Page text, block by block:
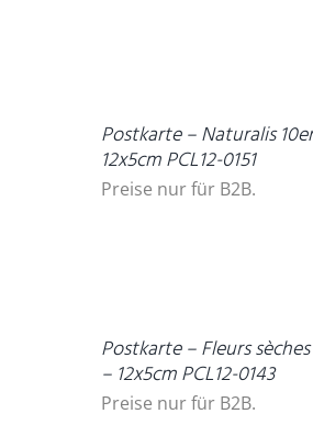
Postkarte – Naturalis
12x5cm PCL12-0151
Preise nur für B2B.
Postkarte – Fleurs
– 12x5cm PCL12-0143
Preise nur für B2B.